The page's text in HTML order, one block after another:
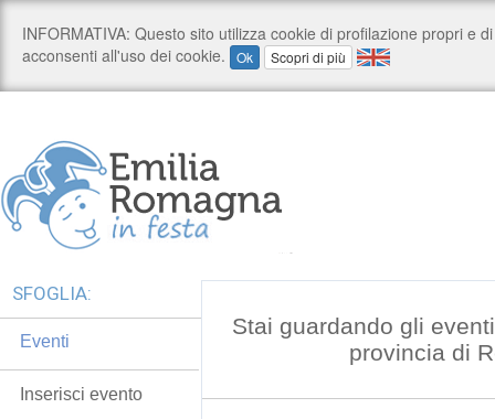
Stai guardando gli
provincia di
SFOGLIA:
Eventi
Inserisci evento